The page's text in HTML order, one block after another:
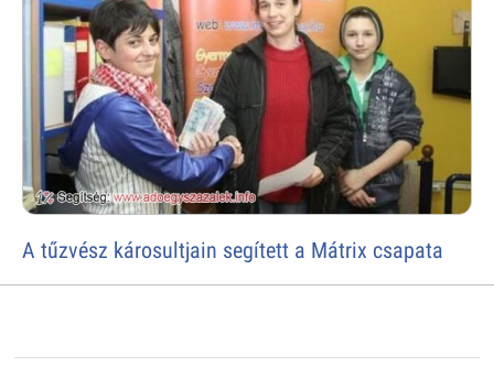
A tűzvész károsultjain segített a Mátrix csapata